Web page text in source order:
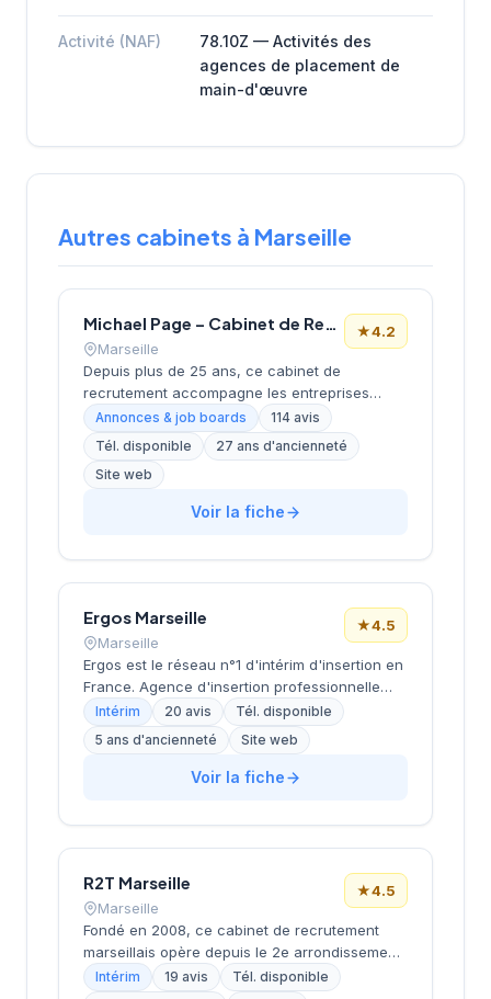
Activité (NAF)
78.10Z — Activités des
agences de placement de
main-d'œuvre
Autres cabinets à Marseille
Michael Page – Cabinet de Recrutement Marseille
Marseille
★4.2
Depuis plus de 25 ans, ce cabinet de
recrutement accompagne les entreprises
marseillaises dans leurs recherches de profils
spécialisés. Basé boulevard de Dunkerque
dans le 2e arrondissement, à proximité du
quartier de la Joliette, il développe une
approche sectorielle ciblée sur les métiers du
tertiaire et de l'industrie. Dirigée par
Son ancrage territorial et son expérience de
plus de deux décennies en font un acteur
établi du recrutement en région PACA.
Annonces & job boards
114 avis
Tél. disponible
27 ans d'ancienneté
Site web
Voir la fiche
Ergos Marseille
Marseille
★4.5
Ergos est le réseau n°1 d'intérim d'insertion en
France. Agence d'insertion professionnelle
spécialisée dans l'accompagnement des
personnes en difficultés (demandeurs
d'emploi longue durée, bénéficiaires RSA,
jeunes en difficulté, travailleurs handicapés).
Intérim 20 avis
Tél. disponible
5 ans d'ancienneté
Site web
Voir la fiche
R2T Marseille
Marseille
★4.5
Fondé en 2008, ce cabinet de recrutement
marseillais opère depuis le 2e arrondissement,
dans le quartier de la Joliette. Dirigée par
Intérim 19 avis
Tél. disponible